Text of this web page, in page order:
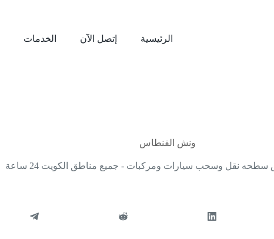
الرئيسية إتصل الآن الخدمات
ونش الفنطاس